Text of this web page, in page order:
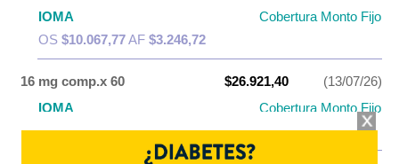
IOMA
Cobertura Monto Fijo
OS $10.067,77AF $3.246,72
16 mg comp.x 60 $26.921,40
(13/07/26)
IOMA
Cobertura Monto Fijo
OS$19.373,33AF$7.548,07